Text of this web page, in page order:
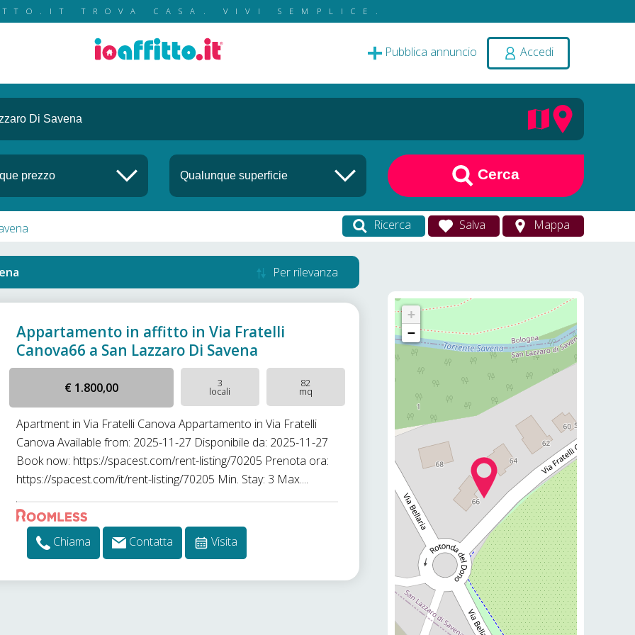
TROVA CASA. VIVI SEMPLICE.
Pubblica annuncio Accedi
Cerca
Ricerca Salva Mappa
Per rilevanza
Appartamento in affitto in Via Fratelli
Canova66 a San Lazzaro Di Savena
€ 1.800,00 3
locali
82
mq
Apartment in Via Fratelli Canova Appartamento in Via Fratelli
Canova Available from: 2025-11-27 Disponibile da: 2025-11-27
Book now: https://spacest.com/rent-listing/70205 Prenota ora:
https://spacest.com/it/rent-listing/70205 Min. Stay: 3 Max....
Chiama Contatta Visita
+
−